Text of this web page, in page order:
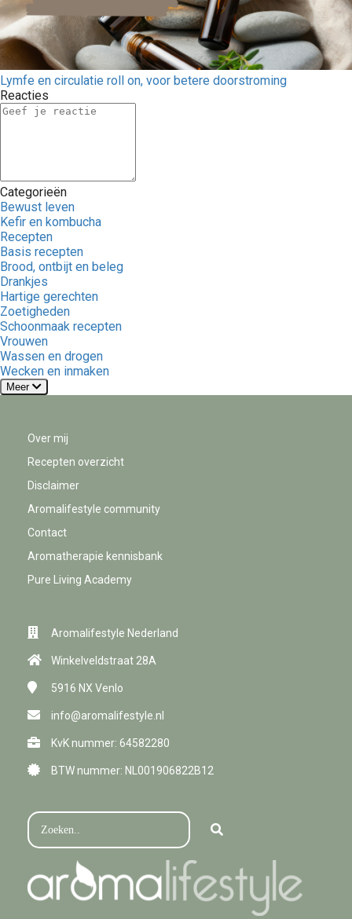
Lymfe en circulatie roll on, voor betere doorstroming
Reacties
Categorieën
Bewust leven
Kefir en kombucha
Recepten
Basis recepten
Brood, ontbijt en beleg
Drankjes
Hartige gerechten
Zoetigheden
Schoonmaak recepten
Vrouwen
Wassen en drogen
Wecken en inmaken
Meer
Over mij
Recepten overzicht
Disclaimer
Aromalifestyle community
Contact
Aromatherapie kennisbank
Pure Living Academy
Aromalifestyle Nederland
Winkelveldstraat 28A
5916 NX Venlo
info@aromalifestyle.nl
KvK nummer: 64582280
BTW nummer: NL001906822B12